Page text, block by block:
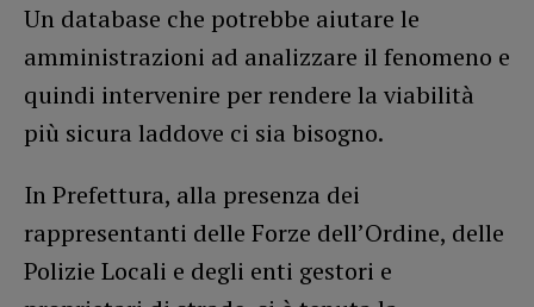
Un database che potrebbe aiutare le
amministrazioni ad analizzare il fenomeno e
quindi intervenire per rendere la viabilità
più sicura laddove ci sia bisogno.
In Prefettura, alla presenza dei
rappresentanti delle Forze dell’Ordine, delle
Polizie Locali e degli enti gestori e